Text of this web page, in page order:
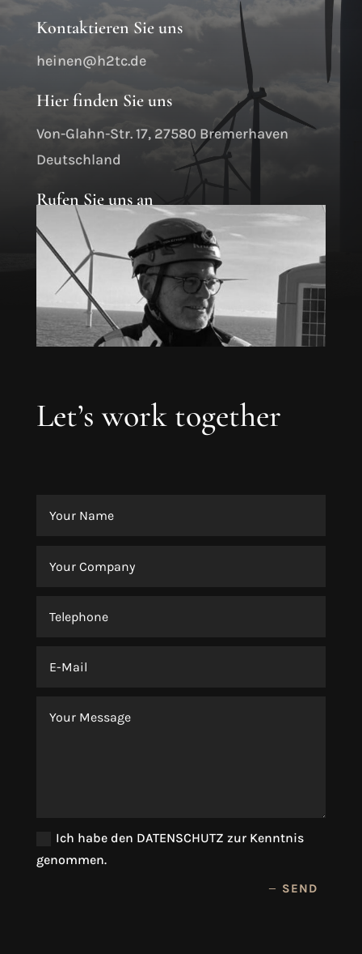
Kontaktieren Sie uns
heinen@h2tc.de
Hier finden Sie uns
Von-Glahn-Str. 17, 27580 Bremerhaven
Deutschland
Rufen Sie uns an
+49 (471) 958 7587
Let’s work together
Ich habe den DATENSCHUTZ zur Kenntnis
genommen.
SEND